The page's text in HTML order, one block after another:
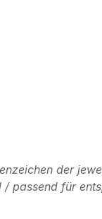
der
passend für